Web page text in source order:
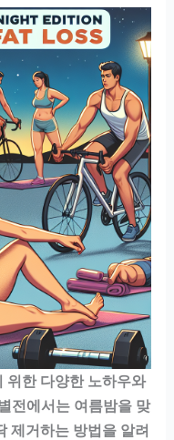
위한 다양한 노하우와
전에서는 여름밤을 맞
제거하는 방법을 알려